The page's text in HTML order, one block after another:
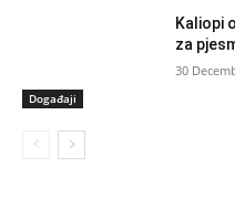
Događaji
Kaliopi
za
30